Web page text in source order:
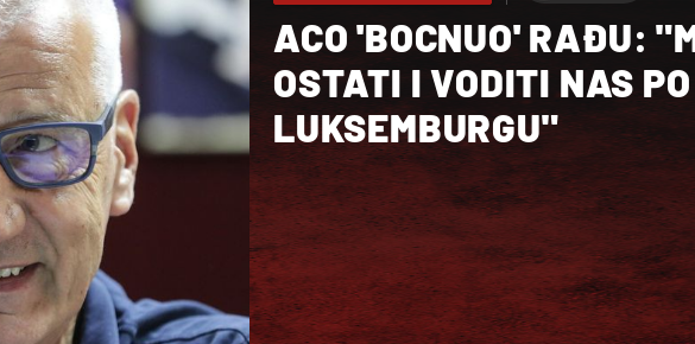
ACO 'BOCNUO' RAĐU:
OSTATI I VODITI NAS PO GIBRALTARU I
LUKSEMBURGU"